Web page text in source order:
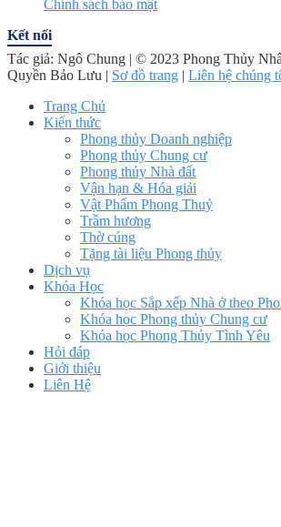
Chính sách bảo mật
Kết nối
Tác giả: Ngô Chung | © 2023 Phong Thủy
Quyền Bảo Lưu | Sơ đồ trang | Liên hệ chúng
Trang Chủ
Kiến thức
Phong thủy Doanh nghiệp
Phong thủy Chung cư
Phong thủy Nhà đất
Vận hạn & Hóa giải
Vật Phẩm Phong Thuỷ
Trầm hương
Thờ cúng
Tặng tài liệu Phong thủy
Dịch vụ
Khóa Học
Khóa học Sắp xếp Nhà ở theo
Khóa học Phong thủy Chung cư
Khóa học Phong Thủy Tình Yêu
Hỏi đáp
Giới thiệu
Liên Hệ